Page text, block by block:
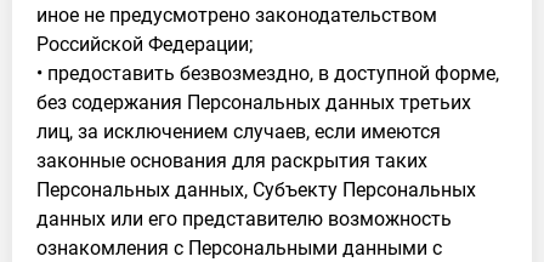
иное не предусмотрено законодательством
Российской Федерации;
• предоставить безвозмездно, в доступной форме,
без содержания Персональных данных третьих
лиц, за исключением случаев, если имеются
законные основания для раскрытия таких
Персональных данных, Субъекту Персональных
данных или его представителю возможность
ознакомления с Персональными данными с